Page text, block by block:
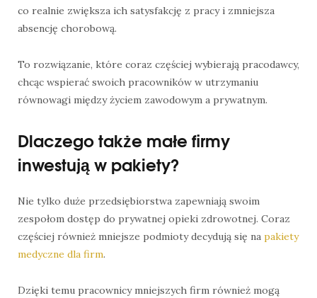
co realnie zwiększa ich satysfakcję z pracy i zmniejsza
absencję chorobową.
To rozwiązanie, które coraz częściej wybierają pracodawcy,
chcąc wspierać swoich pracowników w utrzymaniu
równowagi między życiem zawodowym a prywatnym.
Dlaczego także małe firmy
inwestują w pakiety?
Nie tylko duże przedsiębiorstwa zapewniają swoim
zespołom dostęp do prywatnej opieki zdrowotnej. Coraz
częściej również mniejsze podmioty decydują się na pakiety
medyczne dla firm.
Dzięki temu pracownicy mniejszych firm również mogą